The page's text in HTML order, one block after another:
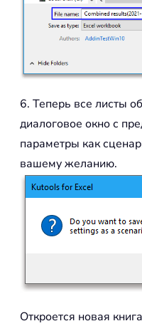
6. Теперь все листы
диалоговое окно с
параметры как
вашему желанию.
Откроется новая